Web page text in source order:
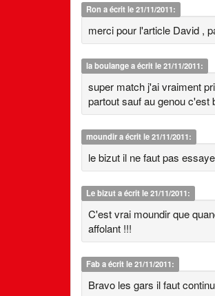
Ron a écrit le 21/11/2011:
merci pour l'article David ,
la boulangea écrit le 21/11/2011:
super match j'ai vraiment
partout sauf au genou c'est
moundira écrit le 21/11/2011:
le bizut il ne faut pas
Le bizuta écrit le 21/11/2011:
C'est vrai moundir que
affolant !!!
Faba écrit le 21/11/2011:
Bravo les gars il faut